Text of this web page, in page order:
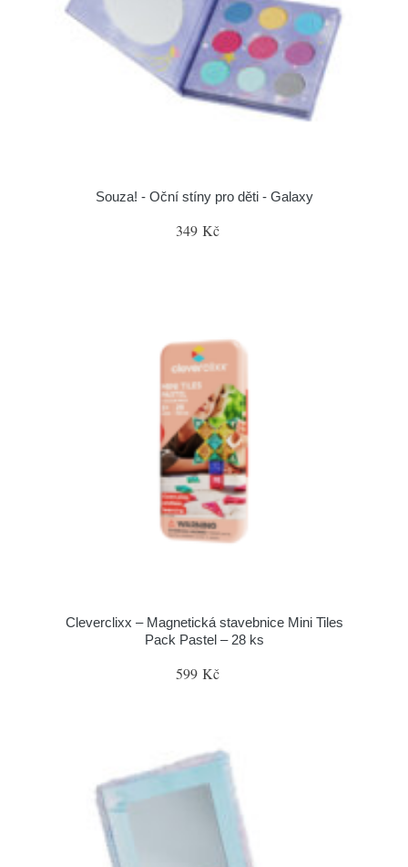
Souza! - Oční stíny pro děti - Galaxy
349 Kč
Cleverclixx – Magnetická stavebnice Mini Tiles
Pack Pastel – 28 ks
599 Kč